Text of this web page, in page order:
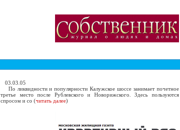
03.03.05
По ликвидности и популярности Калужское шоссе занимает почетное
третье место после Рублевского и Новорижского. Здесь пользуются
спросом и со (читать далее)